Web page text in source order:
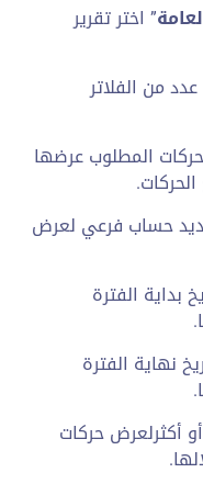
” اختر تقرير
من الفلاتر
المطلوب عرضها
حساب فرعي لعرض
بداية الفترة
نهاية الفترة
أكثرلعرض حركات